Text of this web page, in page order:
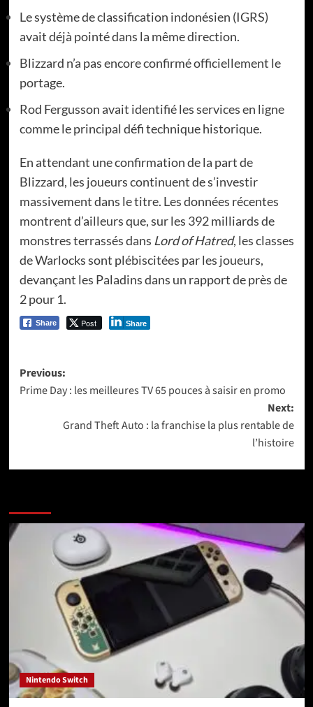
Le système de classification indonésien (IGRS)
avait déjà pointé dans la même direction.
Blizzard n’a pas encore confirmé officiellement le
portage.
Rod Fergusson avait identifié les services en ligne
comme le principal défi technique historique.
En attendant une confirmation de la part de
Blizzard, les joueurs continuent de s’investir
massivement dans le titre. Les données récentes
montrent d’ailleurs que, sur les 392 milliards de
monstres terrassés dans Lord of Hatred, les classes
de Warlocks sont plébiscitées par les joueurs,
devançant les Paladins dans un rapport de près de
2 pour 1.
Share Post Share
Post
navigation
Previous:
Prime Day : les meilleures TV 65 pouces à saisir en promo
Next:
Grand Theft Auto : la franchise la plus rentable de
l’histoire
Nintendo Switch